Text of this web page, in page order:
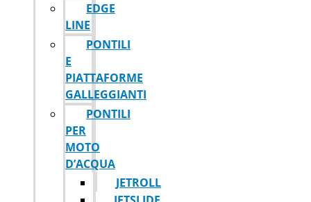
EDGE
LINE
PONTILI
E
PIATTAFORME
GALLEGGIANTI
PONTILI
PER
MOTO
D’ACQUA
JETROLL